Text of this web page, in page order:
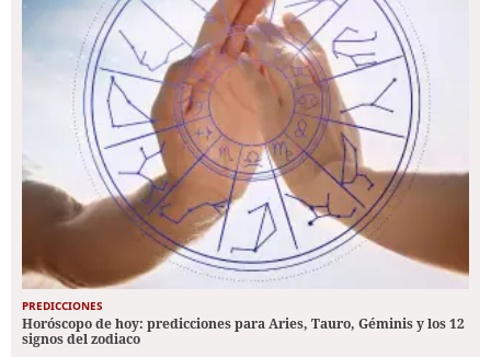
PREDICCIONES
Horóscopo de hoy: predicciones para Aries, Tauro, Géminis y los 12
signos del zodiaco